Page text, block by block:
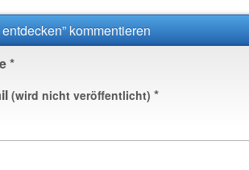
kommentieren
*
(wird nicht veröffentlicht) *